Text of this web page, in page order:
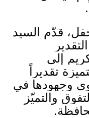
قدّم السيد
إلى
تقديراً
وجهودها في
والتميّز